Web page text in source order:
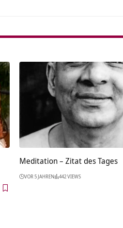
Meditation – Zitat des Tages
VOR 5 JAHREN 442 VIEWS